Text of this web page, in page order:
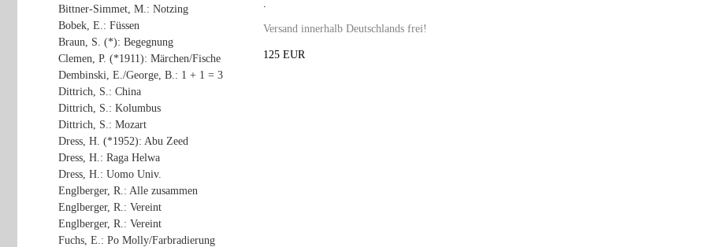
Bittner-Simmet, M.: Notzing
Bobek, E.: Füssen
Braun, S. (*): Begegnung
Clemen, P. (*1911): Märchen/Fische
Dembinski, E./George, B.: 1 + 1 = 3
Dittrich, S.: China
Dittrich, S.: Kolumbus
Dittrich, S.: Mozart
Dress, H. (*1952): Abu Zeed
Dress, H.: Raga Helwa
Dress, H.: Uomo Univ.
Englberger, R.: Alle zusammen
Englberger, R.: Vereint
Englberger, R.: Vereint
Fuchs, E.: Po Molly/Farbradierung
Versand innerhalb Deutschlands frei!
125 EUR